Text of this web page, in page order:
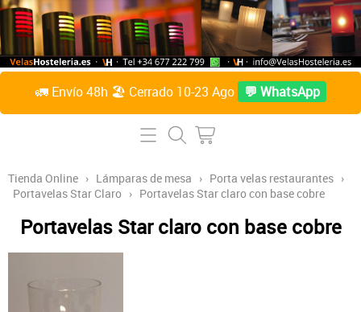
🚛 Envío 48h 🏖️ Cerrado 10-23 Ago 💬 WhatsApp
Inicio
Tienda Online
Preguntas Frecuentes
Tienda Online › Lámparas de mesa › Porta velas restaurantes ›
Portavelas Star Claro › Portavelas Star claro con base cobre
Portavelas Star claro con base cobre